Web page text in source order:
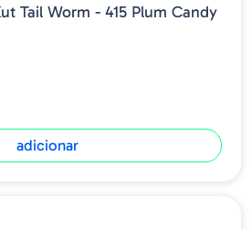
Tail Worm - 415 Plum Candy
adicionar